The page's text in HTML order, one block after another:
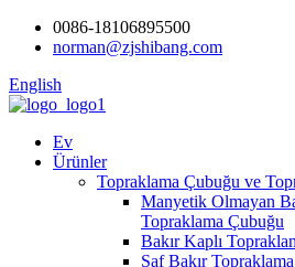
0086-18106895500
norman@zjshibang.com
English
Ev
Ürünler
Topraklama Çubuğu ve
Manyetik Olmayan
Topraklama Çubuğu
Bakır Kaplı
Saf Bakır